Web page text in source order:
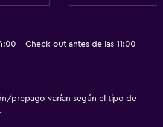
- Check-out antes de las 11:00
prepago varían según el tipo de